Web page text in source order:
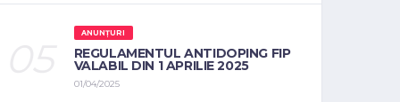
ANUNȚURI
REGULAMENTUL ANTIDOPING FIP
VALABIL DIN 1 APRILIE 2025
01/04/2025